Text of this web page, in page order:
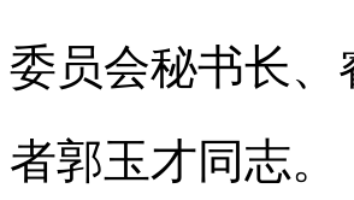
委员会秘书长
者郭玉才同志。